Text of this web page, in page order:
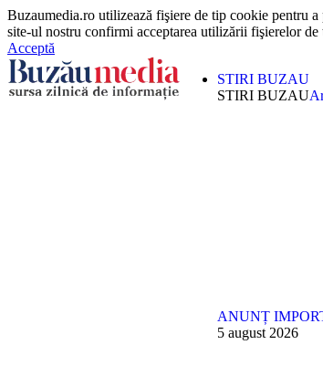
Buzaumedia.ro utilizează fişiere de tip cookie pentru
site-ul nostru confirmi acceptarea utilizării fişierelor de
Acceptă
STIRI BUZAU
STIRI BUZAU
ANUNȚ
5 august 2026